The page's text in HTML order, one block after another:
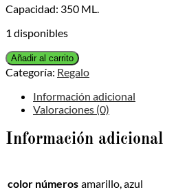
Capacidad: 350 ML.
1 disponibles
Taza
cerámica
años.
cantidad
Añadir al carrito
Categoría: Regalo
Información adicional
Valoraciones (0)
Información adicional
color números amarillo, azul